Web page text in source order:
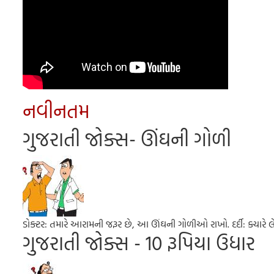
નવીનતમ
ગુજરાતી જોક્સ- ઊંઘની ગોળી
ડોક્ટર: તમારે આરામની જરૂર છે, આ ઊંઘની ગોળીઓ રાખો. દર્દી: ક્યારે
ગુજરાતી જોક્સ - 10 રૂપિયા ઉધાર